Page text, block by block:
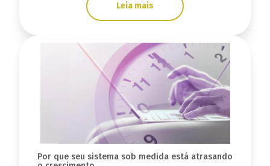
Leia mais
Por que seu sistema sob medida está atrasando